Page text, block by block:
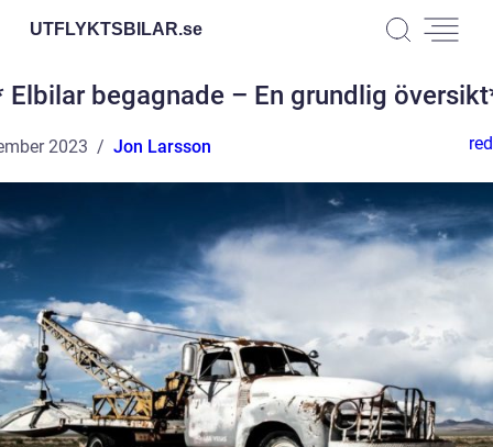
UTFLYKTSBILAR.se
Elbilar begagnade – En grundlig
2023 Jon Larsson